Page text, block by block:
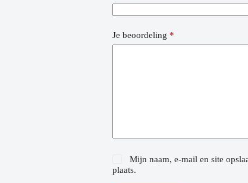
Je beoordeling *
Mijn naam, e-mail en site
plaats.